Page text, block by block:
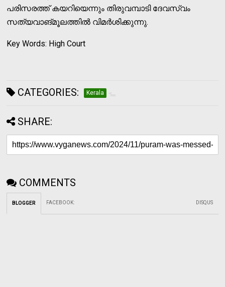
പരിസരത്ത് കയറിയെന്നും തിരുവമ്പാടി ദേവസ്വം
സത്യവാങ്മൂലത്തില്‍ വിമര്‍ശിക്കുന്നു.
Key Words: High Court
CATEGORIES: Kerala
SHARE:
COMMENTS
BLOGGER FACEBOOK: DISQUS